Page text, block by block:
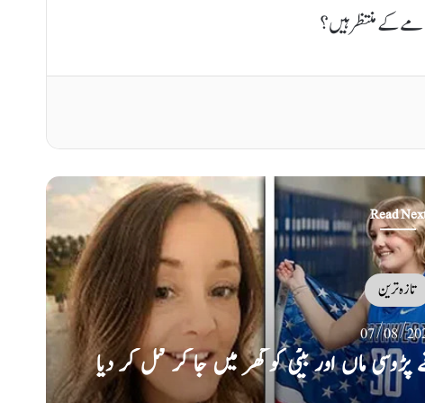
Read
تازہ ترین
07/08/
پر پاک، ترک سعودی دفاعی معاہدہ طے